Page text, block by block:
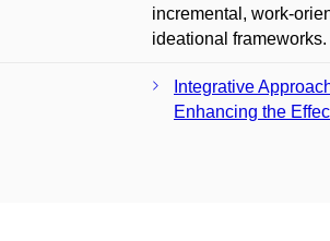
incremental, work-
ideational frameworks.
Integrative
Enhancing the